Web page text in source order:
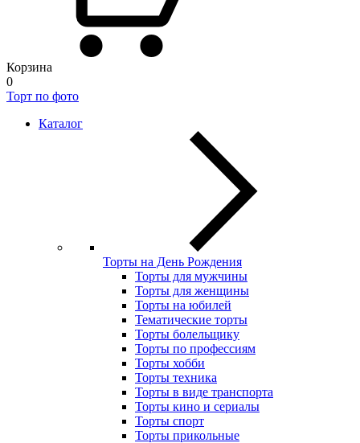
Корзина
0
Торт по фото
Каталог
Торты на День Рождения
Торты для мужчины
Торты для женщины
Торты на юбилей
Тематические торты
Торты болельщику
Торты по профессиям
Торты хобби
Торты техника
Торты в виде транспорта
Торты кино и сериалы
Торты спорт
Торты прикольные